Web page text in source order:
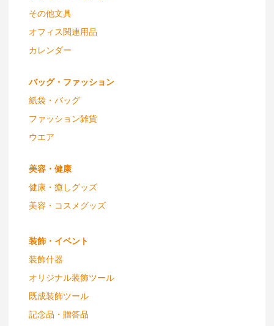
その他文具
オフィス関連用品
カレンダー
バッグ・ファッション
紙袋・バッグ
ファッション雑貨
ウエア
美容・健康
健康・癒しグッズ
美容・コスメグッズ
装飾・イベント
装飾什器
オリジナル装飾ツール
既成装飾ツール
記念品・贈答品